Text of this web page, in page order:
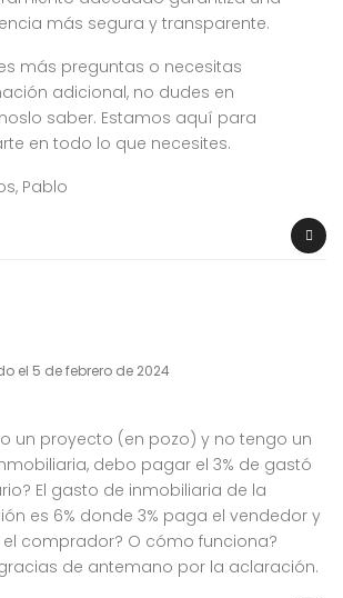
más segura y transparente.
más preguntas o necesitas
adicional, no dudes en
saber. Estamos aquí para
en todo lo que necesites.
Pablo
el 5 de febrero de 2024
un proyecto (en pozo) y no tengo un
debo pagar el 3% de gastó
El gasto de inmobiliaria de la
es 6% donde 3% paga el vendedor y
el comprador? O cómo funciona?
de antemano por la aclaración.